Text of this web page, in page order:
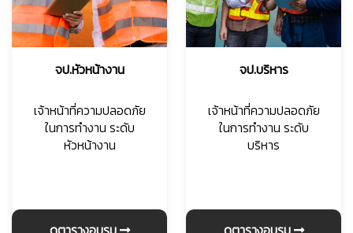
จป.หัวหน้างาน
เจ้าหน้าที่ความปลอดภัย
ในการทำงาน ระดับ
หัวหน้างาน
จป.บริหาร
เจ้าหน้าที่ความปลอดภัย
ในการทำงาน ระดับ
บริหาร